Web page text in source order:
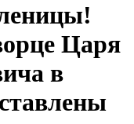
Царя
в